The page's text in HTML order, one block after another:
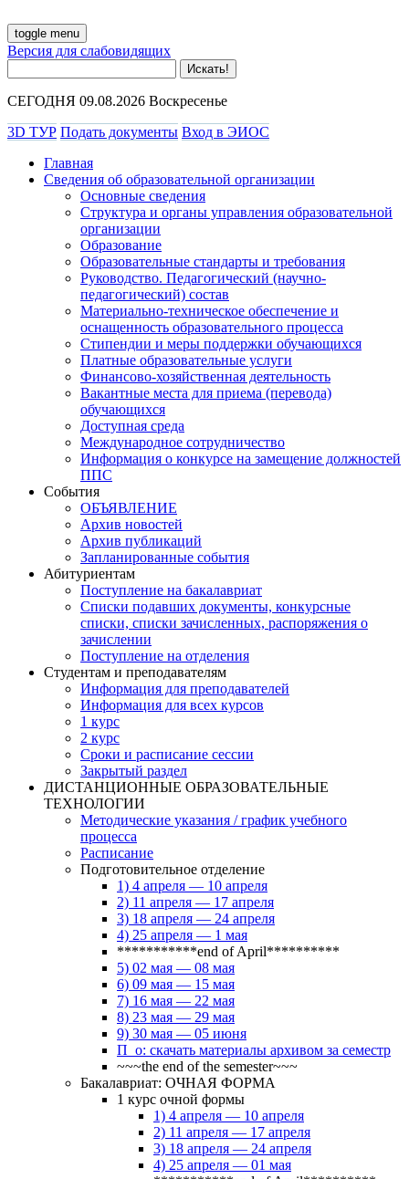
toggle menu
Версия для слабовидящих
СЕГОДНЯ 09.08.2026 Воскресенье
3D ТУР Подать документы Вход в ЭИОС
Главная
Сведения об образовательной организации
Основные сведения
Структура и органы управления образовательной
организации
Образование
Образовательные стандарты и требования
Руководство. Педагогический (научно-
педагогический) состав
Материально-техническое обеспечение и
оснащенность образовательного процесса
Стипендии и меры поддержки обучающихся
Платные образовательные услуги
Финансово-хозяйственная деятельность
Вакантные места для приема (перевода)
обучающихся
Доступная среда
Международное сотрудничество
Информация о конкурсе на замещение должностей
ППС
События
ОБЪЯВЛЕНИЕ
Архив новостей
Архив публикаций
Запланированные события
Абитуриентам
Поступление на бакалавриат
Списки подавших документы, конкурсные
списки, списки зачисленных, распоряжения о
зачислении
Поступление на отделения
Студентам и преподавателям
Информация для преподавателей
Информация для всех курсов
1 курс
2 курс
Сроки и расписание сессии
Закрытый раздел
ДИСТАНЦИОННЫЕ ОБРАЗОВАТЕЛЬНЫЕ
ТЕХНОЛОГИИ
Методические указания / график учебного
процесса
Расписание
Подготовительное отделение
1) 4 апреля — 10 апреля
2) 11 апреля — 17 апреля
3) 18 апреля — 24 апреля
4) 25 апреля — 1 мая
***********end of April**********
5) 02 мая — 08 мая
6) 09 мая — 15 мая
7) 16 мая — 22 мая
8) 23 мая — 29 мая
9) 30 мая — 05 июня
П_о: скачать материалы архивом за семестр
~~~the end of the semester~~~
Бакалавриат: ОЧНАЯ ФОРМА
1 курс очной формы
1) 4 апреля — 10 апреля
2) 11 апреля — 17 апреля
3) 18 апреля — 24 апреля
4) 25 апреля — 01 мая